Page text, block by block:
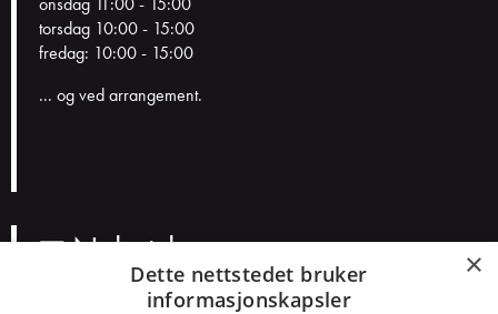
torsdag 10:00 - 15:00
fredag: 10:00 - 15:00
... og ved arrangement.
Nyhetsbrev ×
Dette nettstedet bruker
informasjonskapsler